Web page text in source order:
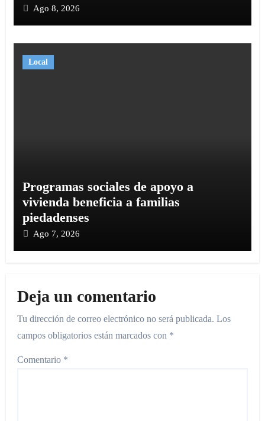
Ago 8, 2026
Local
Programas sociales de apoyo a
vivienda beneficia a familias
piedadenses
Ago 7, 2026
Deja un comentario
Tu dirección de correo electrónico no será publicada. Los
campos obligatorios están marcados con *
Comentario *